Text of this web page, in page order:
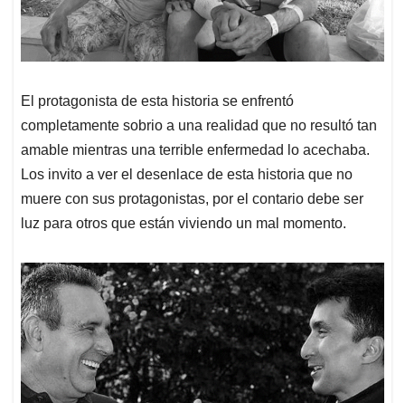
El protagonista de esta historia se enfrentó
completamente sobrio a una realidad que no resultó tan
amable mientras una terrible enfermedad lo acechaba.
Los invito a ver el desenlace de esta historia que no
muere con sus protagonistas, por el contario debe ser
luz para otros que están viviendo un mal momento.